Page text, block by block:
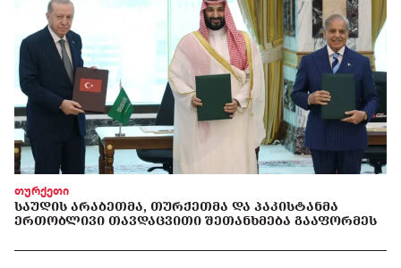
თურქეთი
ᲡᲐᲣᲓᲘᲡ ᲐᲠᲐᲑᲔᲗᲛᲐ, ᲗᲣᲠᲥᲔᲗᲛᲐ ᲓᲐ ᲞᲐᲙᲘᲡᲢᲐᲜᲛᲐ
ᲔᲠᲗᲝᲑᲚᲘᲕᲘ ᲗᲐᲕᲓᲐᲪᲕᲘᲗᲘ ᲨᲔᲗᲐᲜᲮᲛᲔᲑᲐ ᲒᲐᲐᲤᲝᲠᲛᲔᲡ